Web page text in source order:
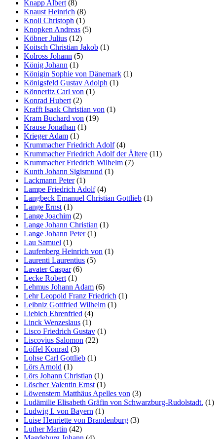
Knapp Albert(8)
Knaust Heinrich (8)
Knoll Christoph (1)
Knopken Andreas (5)
Köbner Julius (12)
Koitsch Christian Jakob (1)
Kolross Johann (5)
König Johann (1)
Königin Sophie von Dänemark (1)
Königsfeld Gustav Adolph (1)
Könneritz Carl von (1)
Konrad Hubert(2)
Krafft Isaak Christian von (1)
Kram Buchard von (19)
Krause Jonathan (1)
Krieger Adam (1)
Krummacher Friedrich Adolf(4)
Krummacher Friedrich Adolf der Ältere (11)
Krummacher Friedrich Wilhelm (7)
Kunth Johann Sigismund (1)
Lackmann Peter(1)
Lampe Friedrich Adolf(4)
Langbeck Emanuel Christian Gottlieb (1)
Lange Ernst(1)
Lange Joachim (2)
Lange Johann Christian (1)
Lange Johann Peter(1)
Lau Samuel (1)
Laufenberg Heinrich von (1)
Laurenti Laurentius (5)
Lavater Caspar(6)
Lecke Robert(1)
Lehmus Johann Adam (6)
Lehr Leopold Franz Friedrich (1)
Leibniz Gottfried Wilhelm (1)
Liebich Ehrenfried (4)
Linck Wenzeslaus (1)
Lisco Friedrich Gustav (1)
Liscovius Salomon (22)
Löffel Konrad (3)
Lohse Carl Gottlieb (1)
Lörs Arnold (1)
Lörs Johann Christian (1)
Löscher Valentin Ernst(1)
Löwenstern Matthäus Apelles von (3)
Ludämilie Elisabeth Gräfin von Schwarzburg-Rudolstadt. (1)
Ludwig I. von Bayern (1)
Luise Henriette von Brandenburg (3)
Luther Martin (42)